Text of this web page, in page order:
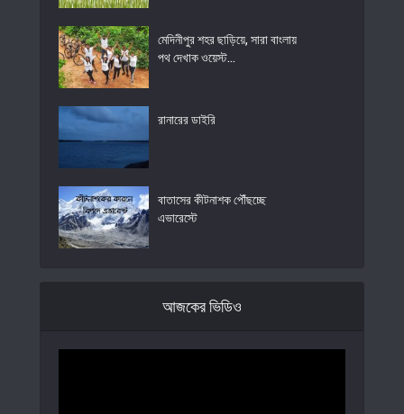
মেদিনীপুর শহর ছাড়িয়ে, সারা বাংলায়
পথ দেখাক ওয়েস্ট...
রানারের ডাইরি
বাতাসের কীটনাশক পৌঁছচ্ছে
এভারেস্টে
আজকের ভিডিও